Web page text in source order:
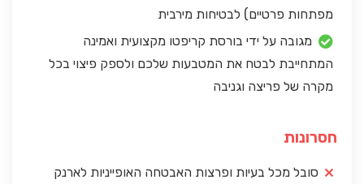
מפתחות פרטיים) לבטיחות מירבית
מגובה על ידי בורסת קריפטו מקצועית ואמינה
המתחייבת לבטח את המטבעות שלכם ולספק פיצוי בכל
מקרה של פריצה וגניבה
חסרונות
סובל מכל בעיות ופרצות האבטחה האופייניות לארנק